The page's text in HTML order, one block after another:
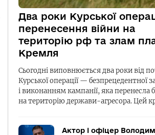
Два роки Курської
перенесення війни на
територію рф та злам
Кремля
Сьогодні виповнюється два роки від
Курської операції — безпрецедентної
і виконанням кампанії, яка перенесла
на територію держави-агресора. Цей
Актор і офіцер